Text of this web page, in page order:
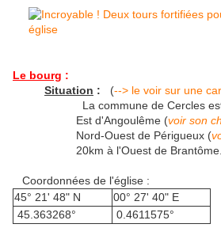
Le bourg :
Situation : (--> le voir sur une
La commune de Cercles
Est d'Angoulême (voir son
Nord-Ouest de Périgueux (
20km à l'Ouest de Brantôme.
Coordonnées de l'église :
45° 21' 48" N
00° 27' 40" E
45.363268°
0.4611575°